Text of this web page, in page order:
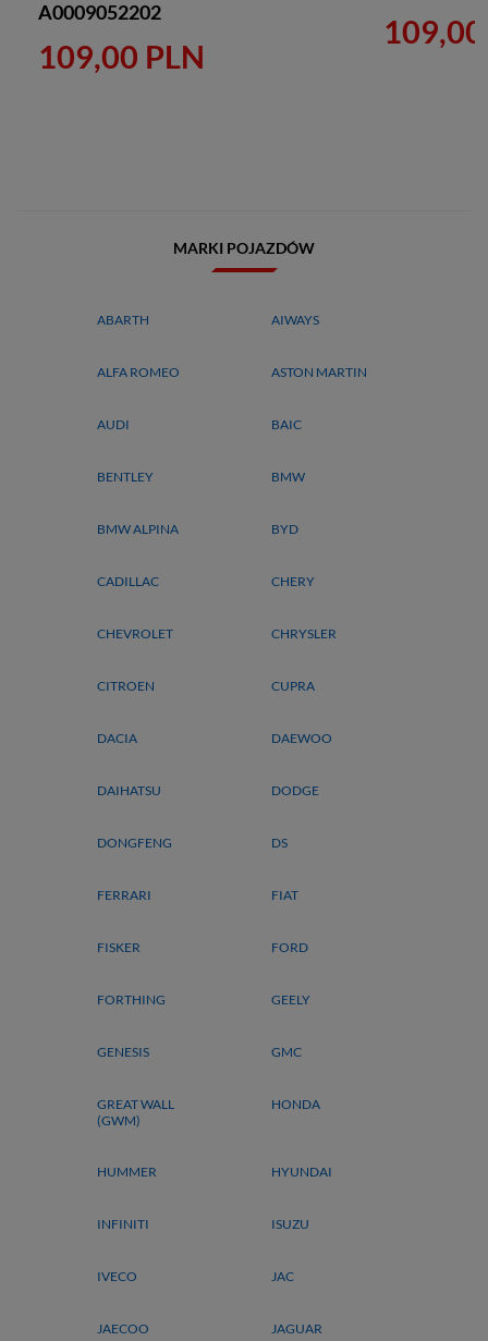
A0009052202
109,00 PLN
MARKI POJAZDÓW
ABARTH AIWAYS
ALFA ROMEO ASTON MARTIN
AUDI BAIC
BENTLEY BMW
BMW ALPINA BYD
CADILLAC CHERY
CHEVROLET CHRYSLER
CITROEN CUPRA
DACIA DAEWOO
DAIHATSU DODGE
DONGFENG DS
FERRARI FIAT
FISKER FORD
FORTHING GEELY
GENESIS GMC
GREAT WALL
(GWM)
HONDA
HUMMER HYUNDAI
INFINITI ISUZU
IVECO JAC
JAECOO JAGUAR